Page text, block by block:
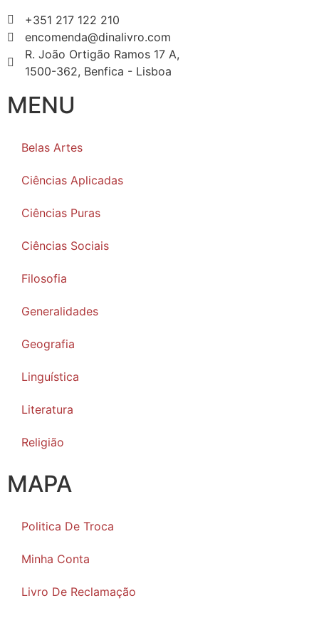
+351 217 122 210
encomenda@dinalivro.com
R. João Ortigão Ramos 17 A,
1500-362, Benfica - Lisboa
MENU
Belas Artes
Ciências Aplicadas
Ciências Puras
Ciências Sociais
Filosofia
Generalidades
Geografia
Linguística
Literatura
Religião
MAPA
Politica De Troca
Minha Conta
Livro De Reclamação